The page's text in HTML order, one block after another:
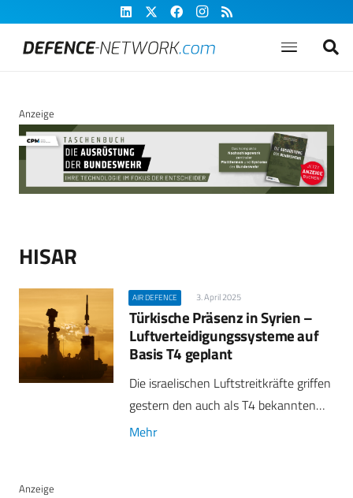
Anzeige
HISAR
AIR DEFENCE 3. April 2025
Türkische Präsenz in Syrien –
Luftverteidigungssysteme auf
Basis T4 geplant
Die israelischen Luftstreitkräfte griffen
gestern den auch als T4 bekannten…
Mehr
Anzeige